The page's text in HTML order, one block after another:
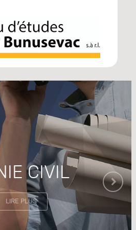
CIVIL
LIRE PLUS